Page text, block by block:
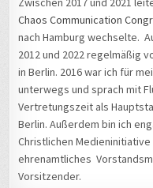
Chaos Communication
nach Hamburg wechselte.
2012 und 2022 regelmäßig
in Berlin. 2016 war ich für
unterwegs und sprach mit
Vertretungszeit als
Berlin. Außerdem bin ich
Christlichen Medieninitiative
ehrenamtliches
Vorsitzender.